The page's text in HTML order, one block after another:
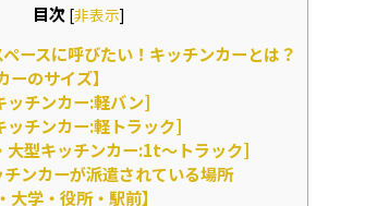
目次 [非表示]
ースに呼びたい！キッチンカーとは？
ーのサイズ】
ッチンカー:軽バン]
チンカー:軽トラック]
大型キッチンカー:1t～トラック]
ンカーが派遣されている場所
大学・役所・駅前】